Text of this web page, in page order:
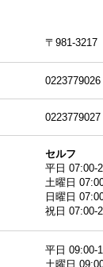
〒981-
0223779026
0223779027
セルフ
平日 07:00-
土曜日
日曜日
祝日 07:00-
平日 09:00-
土曜日